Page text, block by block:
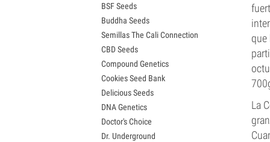
que
La
Semillas de Chemdawg
Semillas de Hindu Kush
Semillas de Mimosa
BSF Seeds
Buddha Seeds
Semillas The Cali Connection
CBD Seeds
Compound Genetics
Cookies Seed Bank
Delicious Seeds
DNA Genetics
Doctor's Choice
Dr. Underground